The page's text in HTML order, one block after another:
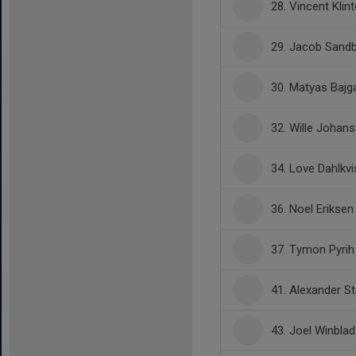
28. Vincent
29. Jacob
30. Matyas
32. Wille
34. Love
36. Noel Eriksen
37. Tymon Pyrih
41. Alexander
43. Joel Winblad